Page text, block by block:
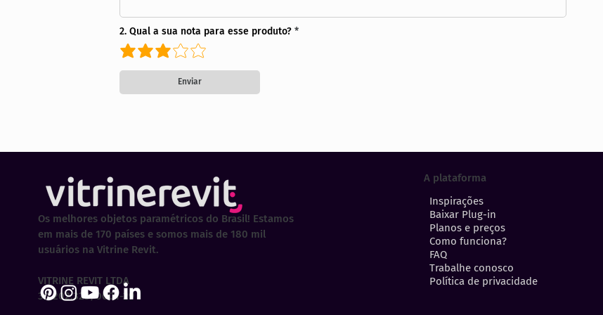
2. Qual a sua nota para esse produto?
Enviar
A plataforma
Inspirações
Baixar Plug-in
Planos e preços
Como funciona?
FAQ
Trabalhe conosco
Política de privacidade
Os melhores objetos paramétricos do Brasil! Estamos
em mais de 170 países e somos mais de 180 mil
usuários na Vitrine Revit.
VITRINE REVIT LTDA
30.202.323/0001-29